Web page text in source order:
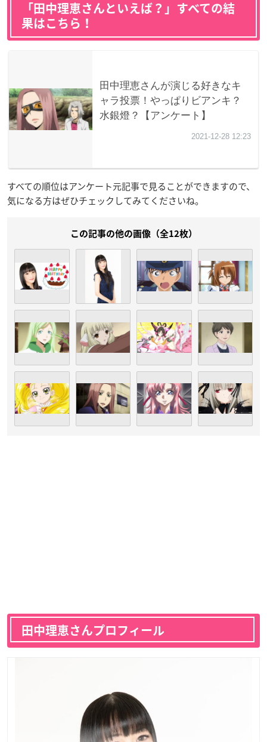
「田中理恵さんといえば？」すべての結
果はこちら！
すべての順位はアンケート元記事で見ることができますので、
気になる方はぜひチェックしてみてくださいね。
この記事の他の画像（全12枚）
田中理恵さんプロフィール